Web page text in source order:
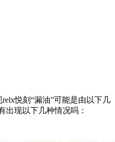
悦刻“漏油”可能是由以下几
出现以下几种情况吗：